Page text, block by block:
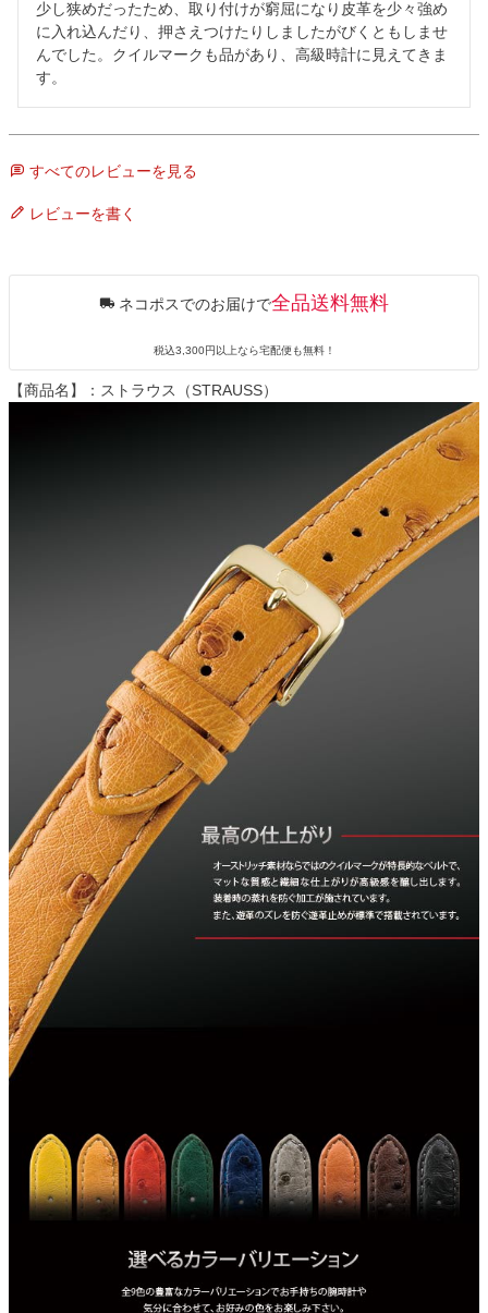
少し狭めだったため、取り付けが窮屈になり皮革を少々強め
に入れ込んだり、押さえつけたりしましたがびくともしませ
んでした。クイルマークも品があり、高級時計に見えてきま
す。
すべてのレビューを見る
レビューを書く
ネコポスでのお届けで全品送料無料
税込3,300円以上なら宅配便も無料！
【商品名】：ストラウス（STRAUSS）